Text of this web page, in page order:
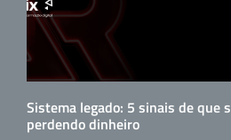
Sistema legado: 5 sinais de que
perdendo dinheiro